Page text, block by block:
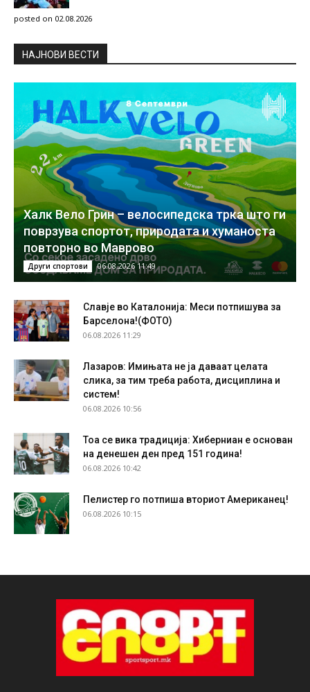
posted on 02.08.2026
НAЈНОВИ ВЕСТИ
Халк Вело Грин – велосипедска трка што ги
поврзува спортот, природата и хуманоста
повторно во Маврово
Други спортови 06.08.2026 11:49
Славје во Каталонија: Меси потпишува за
Барселона!(ФОТО)
06.08.2026 11:29
Лазаров: Имињата не ја даваат целата
слика, за тим треба работа, дисциплина и
систем!
06.08.2026 10:56
Тоа се вика традиција: Хиберниан е основан
на денешен ден пред 151 година!
06.08.2026 10:42
Пелистер го потпиша вториот Американец!
06.08.2026 10:15